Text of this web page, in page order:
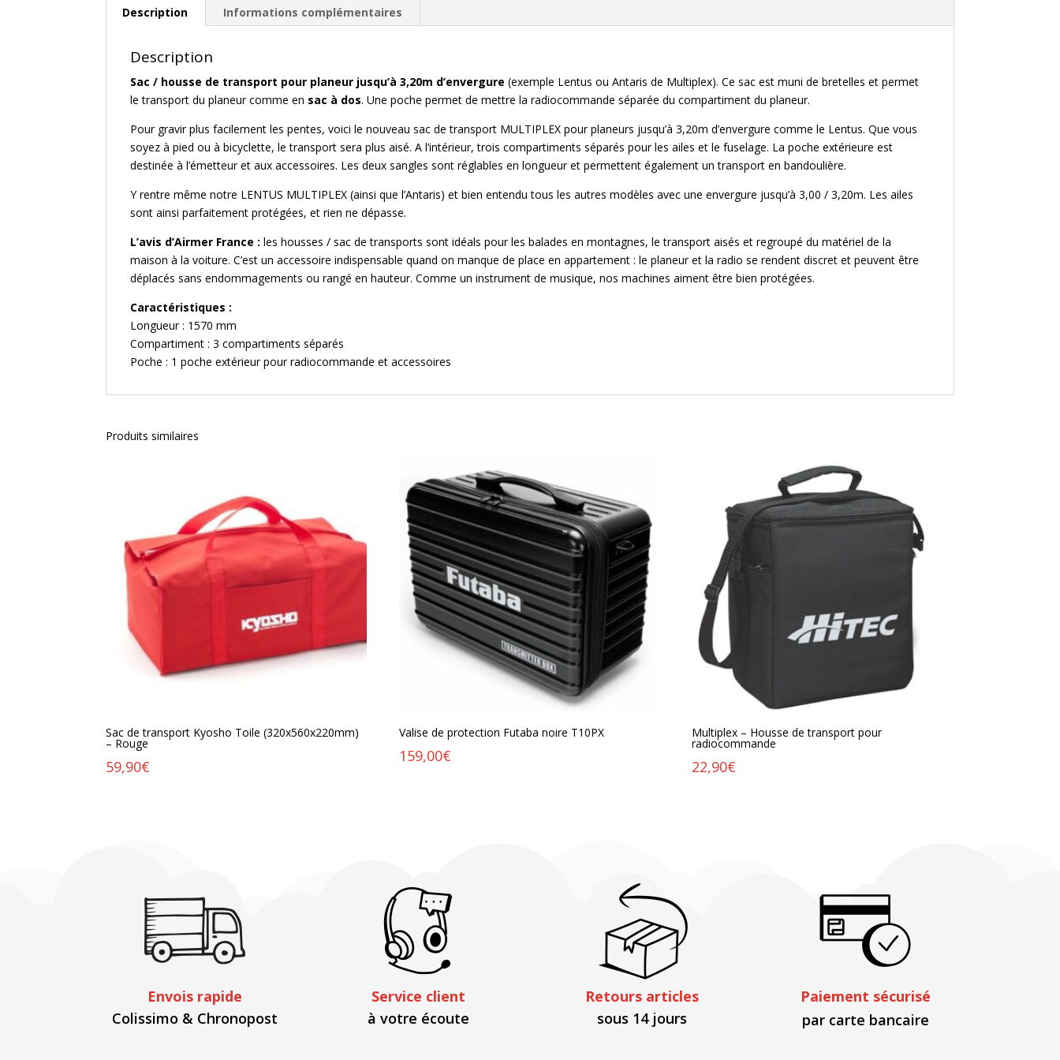
Description Informations complémentaires
Description
Sac / housse de transport pour planeur jusqu’à 3,20m d’envergure (exemple Lentus ou Antaris de Multiplex). Ce sac est muni de bretelles et permet
le transport du planeur comme en sac à dos. Une poche permet de mettre la radiocommande séparée du compartiment du planeur.
Pour gravir plus facilement les pentes, voici le nouveau sac de transport MULTIPLEX pour planeurs jusqu’à 3,20m d’envergure comme le Lentus. Que vous
soyez à pied ou à bicyclette, le transport sera plus aisé. A l’intérieur, trois compartiments séparés pour les ailes et le fuselage. La poche extérieure est
destinée à l’émetteur et aux accessoires. Les deux sangles sont réglables en longueur et permettent également un transport en bandoulière.
Y rentre même notre LENTUS MULTIPLEX (ainsi que l’Antaris) et bien entendu tous les autres modèles avec une envergure jusqu’à 3,00 / 3,20m. Les ailes
sont ainsi parfaitement protégées, et rien ne dépasse.
L’avis d’Airmer France : les housses / sac de transports sont idéals pour les balades en montagnes, le transport aisés et regroupé du matériel de la
maison à la voiture. C’est un accessoire indispensable quand on manque de place en appartement : le planeur et la radio se rendent discret et peuvent être
déplacés sans endommagements ou rangé en hauteur. Comme un instrument de musique, nos machines aiment être bien protégées.
Caractéristiques :
Longueur : 1570 mm
Compartiment : 3 compartiments séparés
Poche : 1 poche extérieur pour radiocommande et accessoires
Produits similaires
Sac de transport Kyosho Toile (320x560x220mm)
– Rouge
59,90€
Valise de protection Futaba noire T10PX
159,00€
Multiplex – Housse de transport pour
radiocommande
22,90€
Envois rapide
Colissimo & Chronopost
Service client
à votre écoute
Retours articles
sous 14 jours
Paiement sécurisé
par carte bancaire